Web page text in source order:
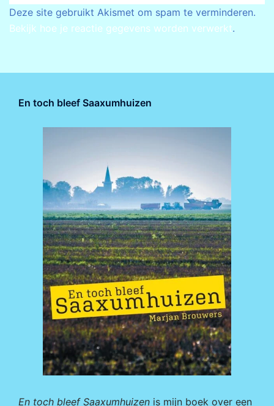
Deze site gebruikt Akismet om spam te verminderen.
Bekijk hoe je reactie gegevens worden verwerkt.
En toch bleef Saaxumhuizen
En toch bleef Saaxumhuizen is mijn boek over een